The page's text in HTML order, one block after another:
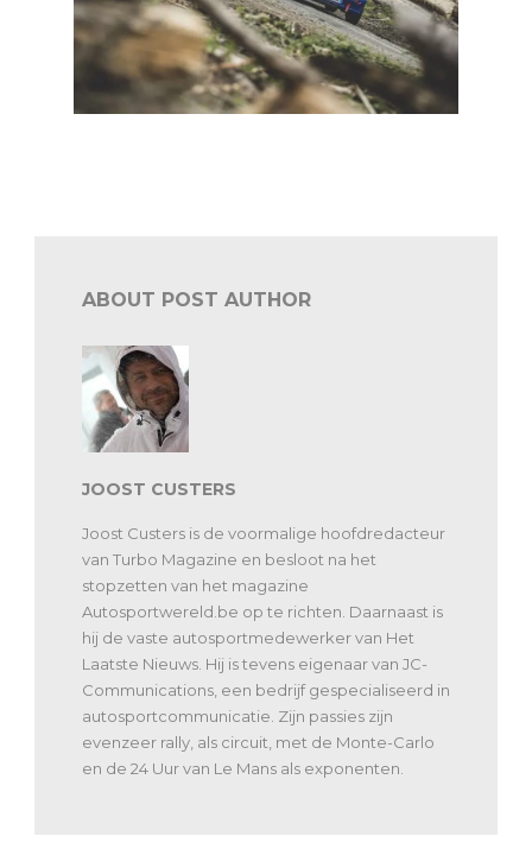
ABOUT POST AUTHOR
JOOST CUSTERS
Joost Custers is de voormalige hoofdredacteur
van Turbo Magazine en besloot na het
stopzetten van het magazine
Autosportwereld.be op te richten. Daarnaast is
hij de vaste autosportmedewerker van Het
Laatste Nieuws. Hij is tevens eigenaar van JC-
Communications, een bedrijf gespecialiseerd in
autosportcommunicatie. Zijn passies zijn
evenzeer rally, als circuit, met de Monte-Carlo
en de 24 Uur van Le Mans als exponenten.